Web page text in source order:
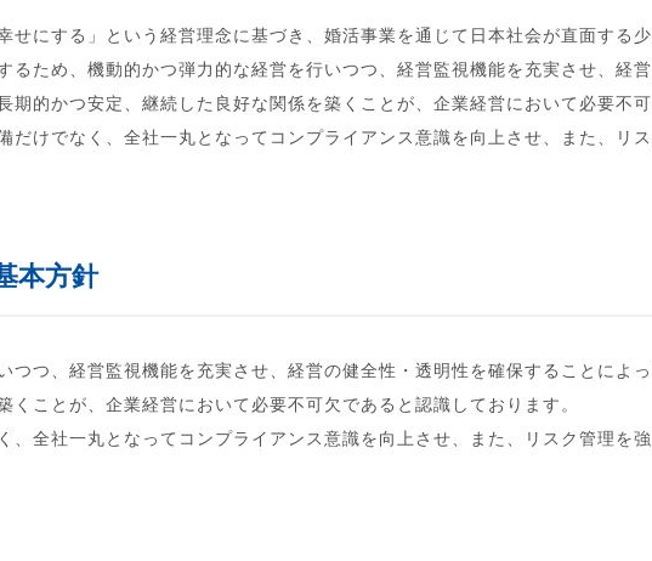
せにする」という経営理念に基づき、婚活事業を通じて日本社会が直面する
るため、機動的かつ弾力的な経営を行いつつ、経営監視機能を充実させ、経
期的かつ安定、継続した良好な関係を築くことが、企業経営において必要不
だけでなく、全社一丸となってコンプライアンス意識を向上させ、また、リ
本方針
つつ、経営監視機能を充実させ、経営の健全性・透明性を確保することによ
くことが、企業経営において必要不可欠であると認識しております。
、全社一丸となってコンプライアンス意識を向上させ、また、リスク管理を